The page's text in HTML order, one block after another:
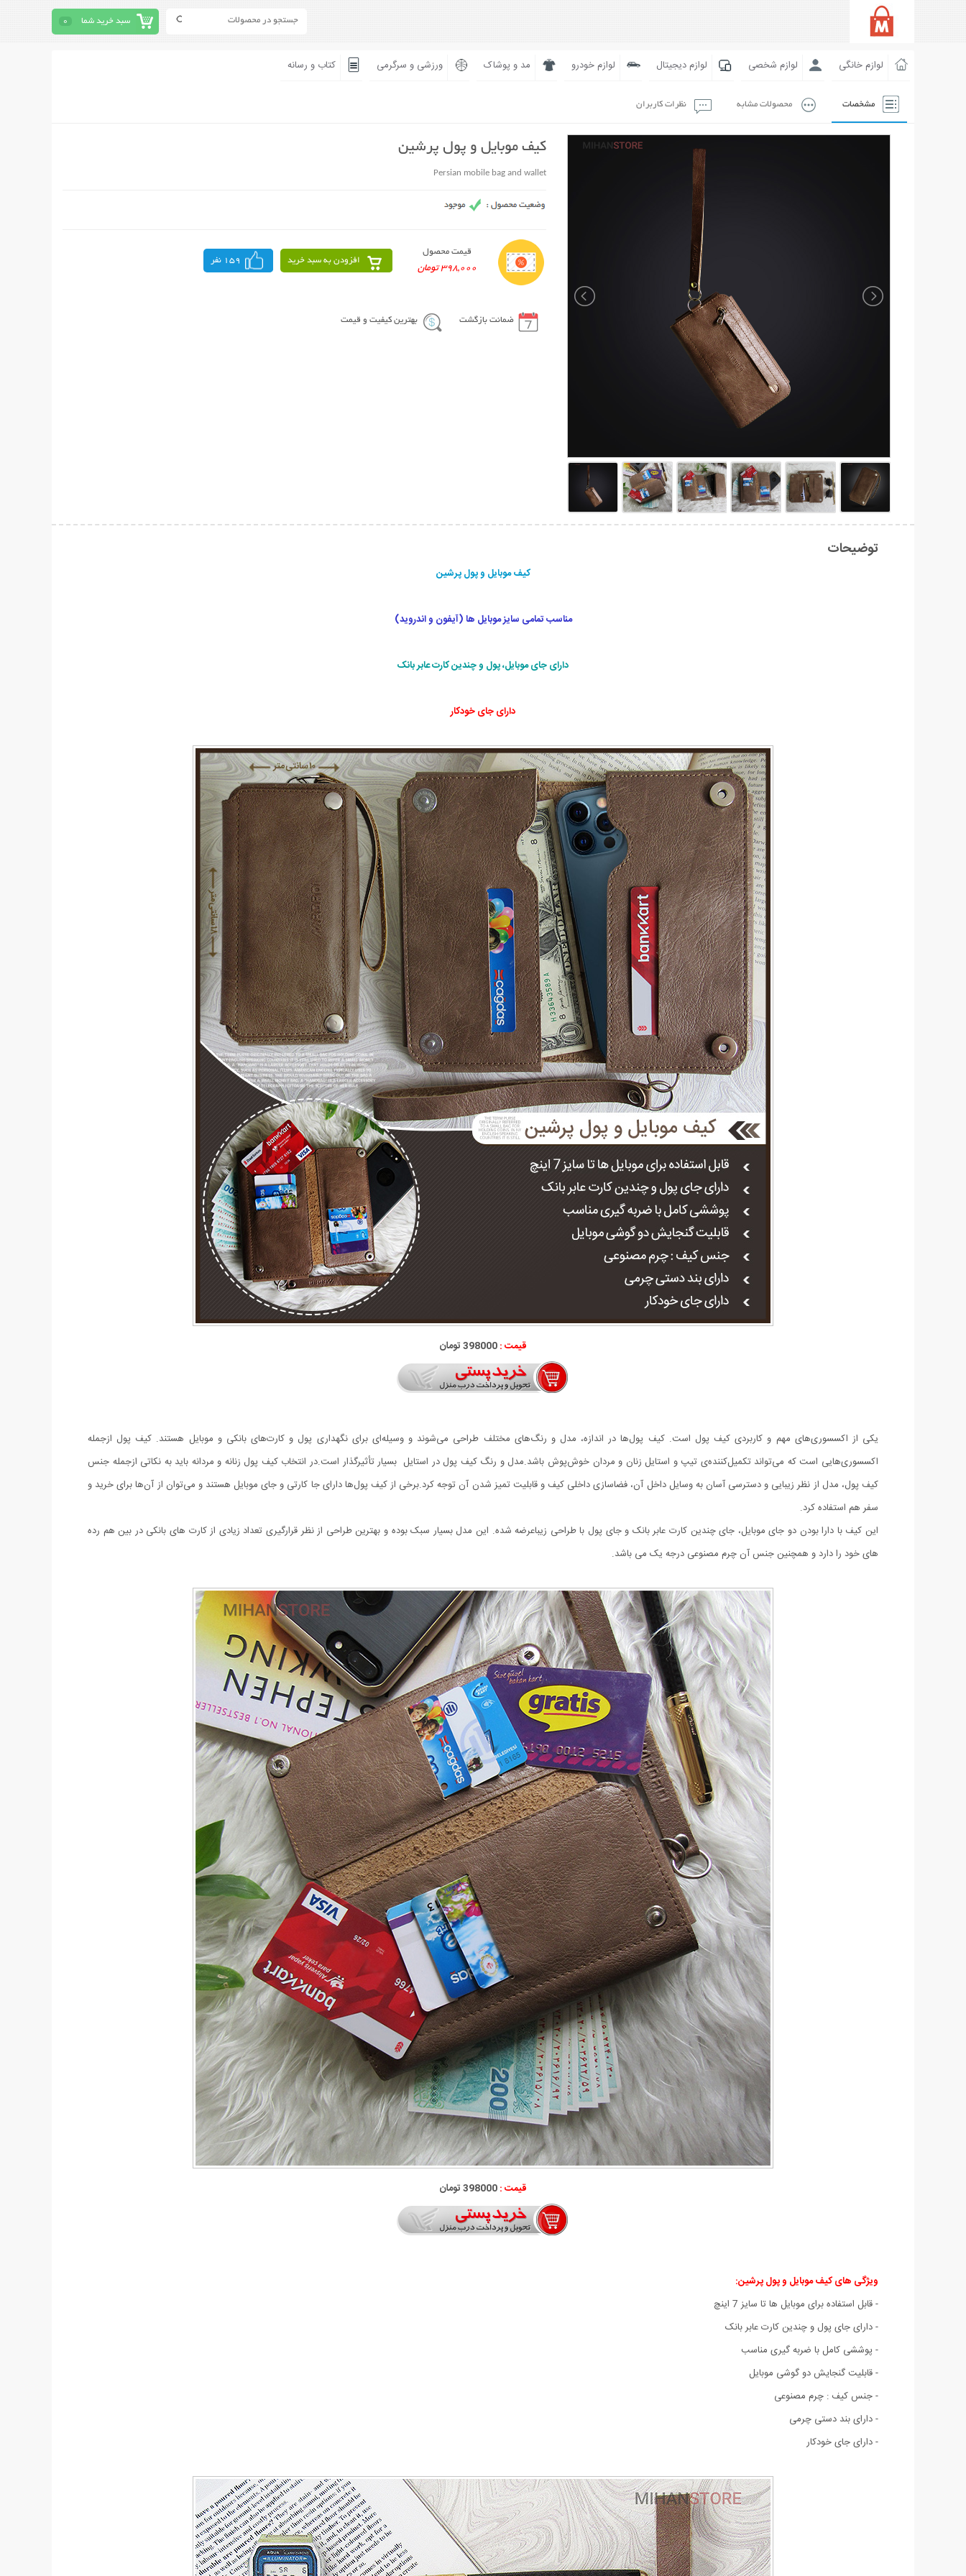
سبد خرید شما 0
لوازم خانگی لوازم شخصی لوازم دیجیتال لوازم خودرو مد و پوشاک ورزشی و سرگرمی کتاب و رسانه
مشخصات محصولات مشابه نظرات کاربران
کیف موبایل و پول پرشین
Persian mobile bag and wallet
قیمت محصول
398,000 تومان
افزودن به سبد خرید 159 نفر
ضمانت بازگشت بهترین کیفیت و قیمت
توضیحات
کیف موبایل و پول پرشین
مناسب تمامی سایز موبایل ها (آیفون و اندروید)
دارای جای موبایل، پول و چندین کارت عابر بانک
دارای جای خودکار
قیمت :398000 تومان
یکی از اکسسوری‌های مهم و کاربردی کیف پول است. کیف پول‌ها در اندازه، مدل و رنگ‌های مختلف طراحی می‌شوند و وسیله‌ای برای نگهداری پول و کارت‌های بانکی و موبایل هستند. کیف پول ازجمله
اکسسوری‌هایی است که می‌تواند تکمیل‌کننده‌ی تیپ و استایل زنان و مردان خوش‌پوش باشد.مدل و رنگ کیف پول در استایل بسیار تأثیرگذار است.در انتخاب کیف پول زنانه و مردانه باید به نکاتی ازجمله جنس
کیف پول، مدل از نظر زیبایی و دسترسی آسان به وسایل داخل آن، فضاسازی داخلی کیف و قابلیت تمیز شدن آن توجه کرد.برخی از کیف پول‌ها دارای جا کارتی و جای موبایل هستند و می‌توان از آن‌ها برای خرید و
سفر هم استفاده کرد.
این کیف با دارا بودن دو جای موبایل، جای چندین کارت عابر بانک و جای پول با طراحی زیباعرضه شده. این مدل بسیار سبک بوده و بهترین طراحی از نظر قرارگیری تعداد زیادی از کارت های بانکی در بین هم رده
های خود را دارد و همچنین جنس آن چرم مصنوعی درجه یک می باشد.
قیمت :398000 تومان
ویژگی های کیف موبایل و پول پرشین:
- قابل استفاده برای موبایل ها تا سایز 7 اینچ
- دارای جای پول و چندین کارت عابر بانک
- پوششی کامل با ضربه گیری مناسب
- قابليت گنجايش دو گوشی موبایل
- جنس کیف : چرم مصنوعی
- دارای بند دستی چرمی
- دارای جای خودکار